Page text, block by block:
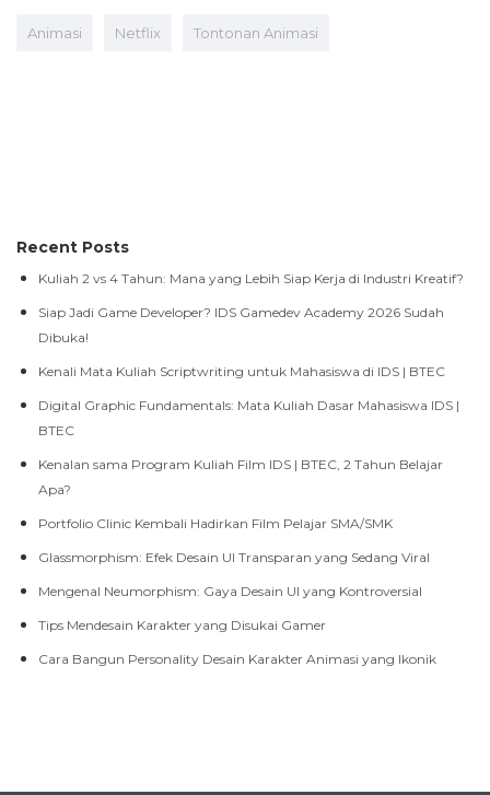
Animasi Netflix Tontonan Animasi
Recent Posts
Kuliah 2 vs 4 Tahun: Mana yang Lebih Siap Kerja di Industri Kreatif?
Siap Jadi Game Developer? IDS Gamedev Academy 2026 Sudah
Dibuka!
Kenali Mata Kuliah Scriptwriting untuk Mahasiswa di IDS | BTEC
Digital Graphic Fundamentals: Mata Kuliah Dasar Mahasiswa IDS |
BTEC
Kenalan sama Program Kuliah Film IDS | BTEC, 2 Tahun Belajar
Apa?
Portfolio Clinic Kembali Hadirkan Film Pelajar SMA/SMK
Glassmorphism: Efek Desain UI Transparan yang Sedang Viral
Mengenal Neumorphism: Gaya Desain UI yang Kontroversial
Tips Mendesain Karakter yang Disukai Gamer
Cara Bangun Personality Desain Karakter Animasi yang Ikonik